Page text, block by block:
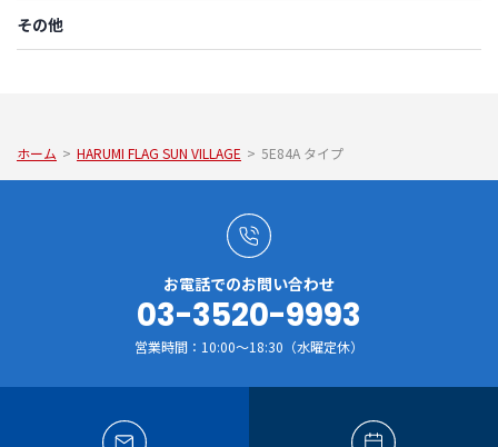
その他
ホーム > HARUMI FLAG SUN VILLAGE > 5E84A タイプ
お電話でのお問い合わせ
03-3520-9993
営業時間：10:00～18:30（水曜定休）